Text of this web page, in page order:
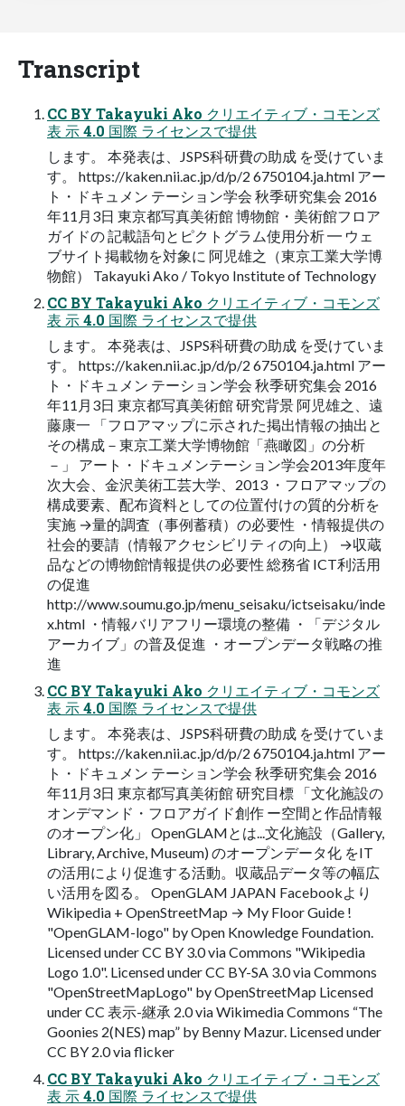
Transcript
CC BY Takayuki Ako クリエイティブ・コモンズ
表 ⽰ 4.0 国際 ライセンスで提供
します。 本発表は、JSPS科研費の助成 を受けていま
す。 https://kaken.nii.ac.jp/d/p/2 6750104.ja.html アー
ト・ドキュメン テーション学会 秋季研究集会 2016
年11⽉3⽇ 東京都写真美術館 博物館・美術館フロア
ガイドの 記載語句とピクトグラム使⽤分析 ━ ウェ
ブサイト掲載物を対象に 阿児雄之（東京⼯業⼤学博
物館） Takayuki Ako / Tokyo Institute of Technology
CC BY Takayuki Ako クリエイティブ・コモンズ
表 ⽰ 4.0 国際 ライセンスで提供
します。 本発表は、JSPS科研費の助成 を受けていま
す。 https://kaken.nii.ac.jp/d/p/2 6750104.ja.html アー
ト・ドキュメン テーション学会 秋季研究集会 2016
年11⽉3⽇ 東京都写真美術館 研究背景 阿児雄之、遠
藤康⼀ 「フロアマップに⽰された掲出情報の抽出と
その構成－東京⼯業⼤学博物館「燕瞰図」の分析
－」 アート・ドキュメンテーション学会2013年度年
次⼤会、⾦沢美術⼯芸⼤学、2013 ・フロアマップの
構成要素、配布資料としての位置付けの質的分析を
実施 →量的調査（事例蓄積）の必要性 ・情報提供の
社会的要請（情報アクセシビリティの向上） →収蔵
品などの博物館情報提供の必要性 総務省 ICT利活⽤
の促進
http://www.soumu.go.jp/menu_seisaku/ictseisaku/inde
x.html ・情報バリアフリー環境の整備 ・「デジタル
アーカイブ」の普及促進 ・オープンデータ戦略の推
進
CC BY Takayuki Ako クリエイティブ・コモンズ
表 ⽰ 4.0 国際 ライセンスで提供
します。 本発表は、JSPS科研費の助成 を受けていま
す。 https://kaken.nii.ac.jp/d/p/2 6750104.ja.html アー
ト・ドキュメン テーション学会 秋季研究集会 2016
年11⽉3⽇ 東京都写真美術館 研究⽬標 「⽂化施設の
オンデマンド・フロアガイド創作 ー空間と作品情報
のオープン化」 OpenGLAMとは...⽂化施設（Gallery,
Library, Archive, Museum) のオープンデータ化 をIT
の活⽤により促進する活動。収蔵品データ等の幅広
い活⽤を図る。 OpenGLAM JAPAN Facebookより
Wikipedia + OpenStreetMap → My Floor Guide !
"OpenGLAM-logo" by Open Knowledge Foundation.
Licensed under CC BY 3.0 via Commons "Wikipedia
Logo 1.0". Licensed under CC BY-SA 3.0 via Commons
"OpenStreetMapLogo" by OpenStreetMap Licensed
under CC 表示-継承 2.0 via Wikimedia Commons “The
Goonies 2(NES) map” by Benny Mazur. Licensed under
CC BY 2.0 via flicker
CC BY Takayuki Ako クリエイティブ・コモンズ
表 ⽰ 4.0 国際 ライセンスで提供